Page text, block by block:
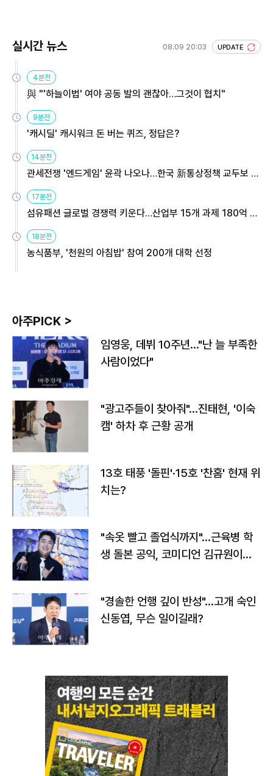
실시간 뉴스 08.09 20:03 UPDATE
4분전
與 "'하늘이법' 여야 공동 발의 괜찮아…그것이 협치"
9분전
'캐시딜' 캐시워크 돈 버는 퀴즈, 정답은?
14분전
관세전쟁 '엔드게임' 윤곽 나오나…한국 新통상정책 교두보 활
17분전
섬유패션 글로벌 경쟁력 키운다…산업부 15개 과제 180억 지
18분전
농식품부, '천원의 아침밥' 참여 200개 대학 선정
아주PICK >
임영웅, 데뷔 10주년…"난 늘 부족한
사람이었다"
"광고주들이 찾아줘"…진태현, '이숙
캠' 하차 후 근황 공개
13호 태풍 '돌핀'·15호 '찬홈' 현재 위
치는?
"속옷 빨고 졸업식까지"…근육병 학
생 돌본 공익, 코미디언 김규원이었
"경솔한 언행 깊이 반성"…고개 숙인
신동엽, 무슨 일이길래?